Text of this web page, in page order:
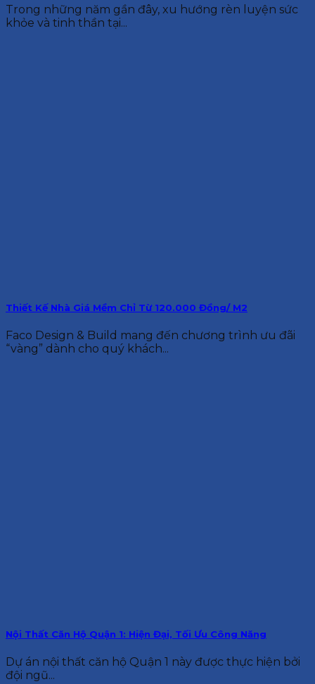
Trong những năm gần đây, xu hướng rèn luyện sức
khỏe và tinh thần tại...
Thiết Kế Nhà Giá Mềm Chỉ Từ 120.000 Đồng/ M2
Faco Design & Build mang đến chương trình ưu đãi
“vàng” dành cho quý khách...
Nội Thất Căn Hộ Quận 1: Hiện Đại, Tối Ưu Công Năng
Dự án nội thất căn hộ Quận 1 này được thực hiện bởi
đội ngũ...